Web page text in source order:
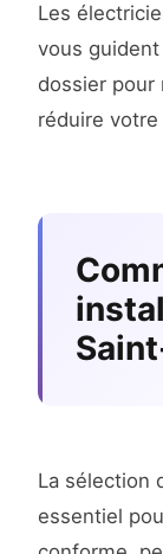
Les
vous
dossier pour
réduire
La sélection
essentiel